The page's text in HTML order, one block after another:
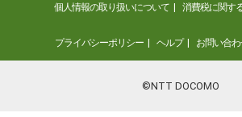
個人情報の取り扱いについて 消費税に関す
プライバシーポリシー ヘルプ お問い合わ
©NTT DOCOMO